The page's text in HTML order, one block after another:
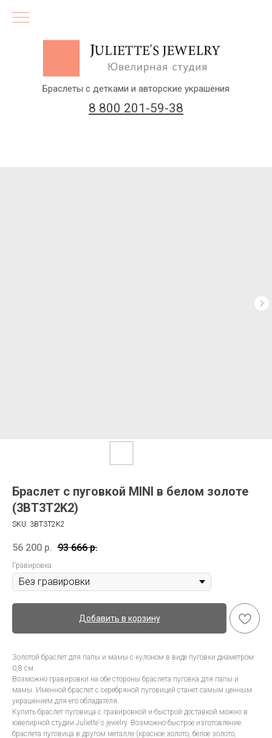
8 800 201-59-38
Браслеты с детками и авторские украшения
Браслет с пуговкой MINI в белом золоте
(3BT3T2K2)
SKU: 3BT3T2K2
56 200 р. 93 666 р.
Гравировка
Добавить в корзину
Золотой браслет для папы и мамы с кулоном в виде пуговки диаметром
0,8 см.
Возможно гравировки на обе стороны браслета пуговка для папы и
мамы. Именной браслет с серебряной пуговицей станет самым ценным
украшением для его обладателя.
Купить браслет пуговица с гравировкой и быстрой доставкой можно в
ювелирной студии Juliette's jewelry. Возможно быстрое изготовление
браслета пуговица в другом металле (красное золото, белое золото,